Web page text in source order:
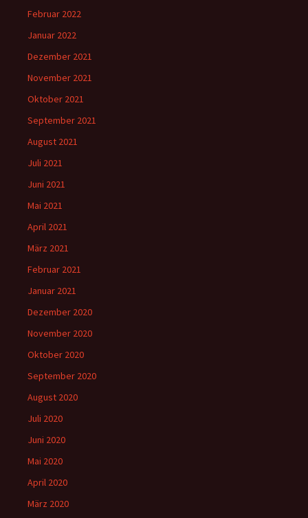
Februar 2022
Januar 2022
Dezember 2021
November 2021
Oktober 2021
September 2021
August 2021
Juli 2021
Juni 2021
Mai 2021
April 2021
März 2021
Februar 2021
Januar 2021
Dezember 2020
November 2020
Oktober 2020
September 2020
August 2020
Juli 2020
Juni 2020
Mai 2020
April 2020
März 2020